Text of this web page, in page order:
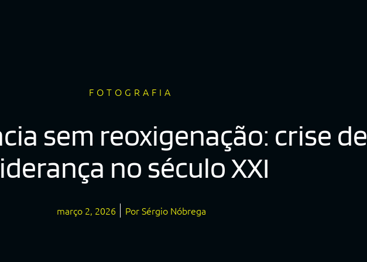
FOTOGRAFIA
sem reoxigenação: crise de
no século XXI
março 2, 2026 PorSérgio Nóbrega